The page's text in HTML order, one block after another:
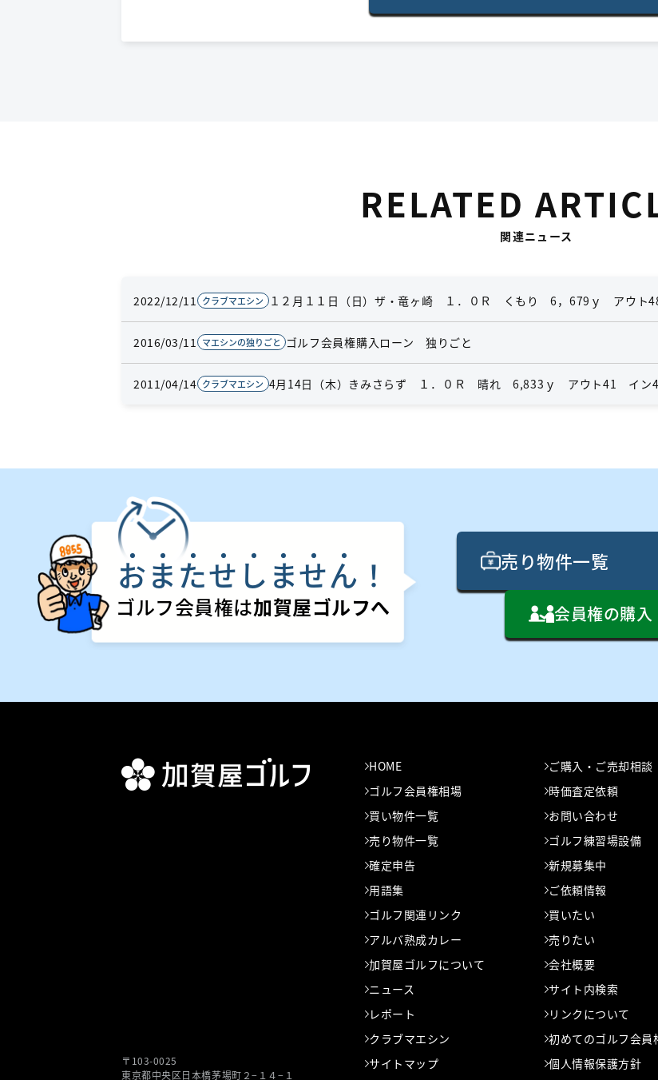
RELATED
関連ニュース
2022/12/11 クラブマエシン １２月１１日（日）ザ・竜ヶ崎 １．０Ｒ くもり 6，679ｙ アウト
2016/03/11 マエシンの独りごと ゴルフ会員権購入ローン 独りごと
2011/04/14 クラブマエシン 4月14日（木）きみさらず １．０Ｒ 晴れ 6,833ｙ アウト41 イン
おまたせ し ません ！
ゴルフ会員権は加賀屋ゴルフへ
売り物件一覧
会員権の購
〒103-0025
東京都中央区⽇本橋茅場町２−１４−１
HOME
ご購入・ご売却相談
ゴルフ会員権相場
時価査定依頼
買い物件一覧
お問い合わせ
売り物件一覧
ゴルフ練習場設備
確定申告
新規募集中
用語集
ご依頼情報
ゴルフ関連リンク
買いたい
アルバ熟成カレー
売りたい
加賀屋ゴルフについて
会社概要
ニュース
サイト内検索
レポート
リンクについて
クラブマエシン
初めてのゴルフ会員
サイトマップ
個人情報保護方針